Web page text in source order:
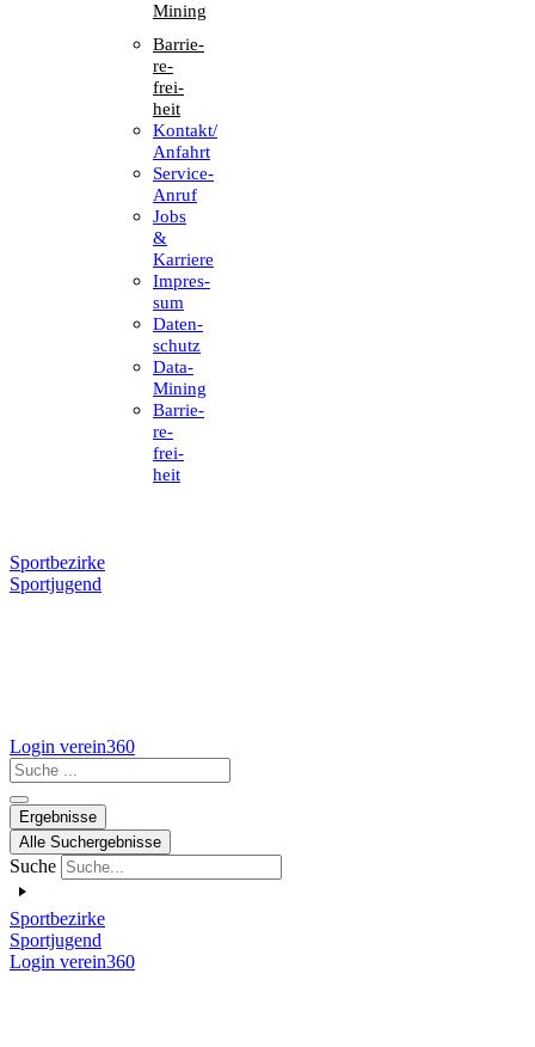
Mining
Barrie­
re­
frei­
heit
Kontakt/​​
Anfahrt
Service-
Anruf
Jobs
&
Karriere
Impres­
sum
Daten­
schutz
Data-
Mining
Barrie­
re­
frei­
heit
Sportbezirke
Sportjugend
Login verein360
Search
...
Ergebnisse
Alle Suchergebnisse
Suche
Sportbezirke
Sportjugend
Login verein360